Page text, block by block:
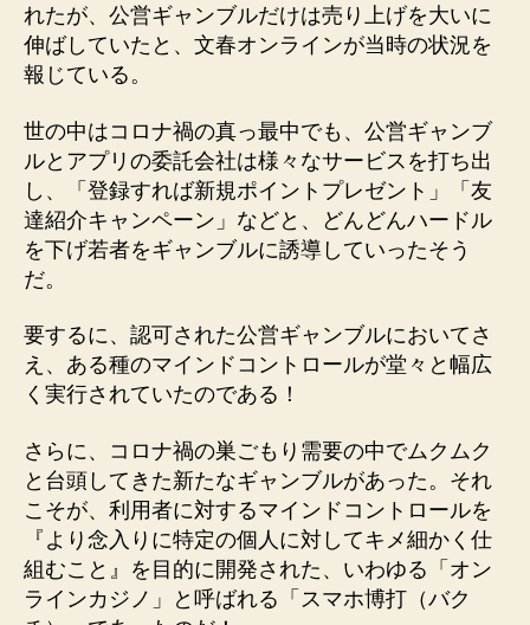
れたが、公営ギャンブルだけは売り上げを大いに
伸ばしていたと、文春オンラインが当時の状況を
報じている。
世の中はコロナ禍の真っ最中でも、公営ギャンブ
ルとアプリの委託会社は様々なサービスを打ち出
し、「登録すれば新規ポイントプレゼント」「友
達紹介キャンペーン」などと、どんどんハードル
を下げ若者をギャンブルに誘導していったそう
だ。
要するに、認可された公営ギャンブルにおいてさ
え、ある種のマインドコントロールが堂々と幅広
く実行されていたのである！
さらに、コロナ禍の巣ごもり需要の中でムクムク
と台頭してきた新たなギャンブルがあった。それ
こそが、利用者に対するマインドコントロールを
『より念入りに特定の個人に対してキメ細かく仕
組むこと』を目的に開発された、いわゆる「オン
ラインカジノ」と呼ばれる「スマホ博打（バク